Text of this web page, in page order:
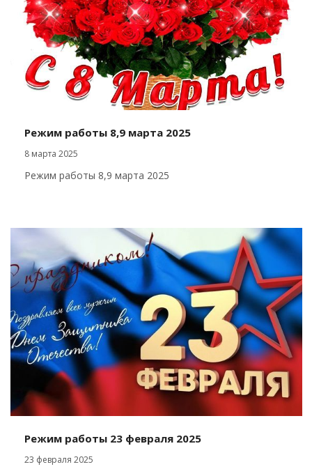
Режим работы 8,9 марта 2025
8 марта 2025
Режим работы 8,9 марта 2025
Режим работы 23 февраля 2025
23 февраля 2025